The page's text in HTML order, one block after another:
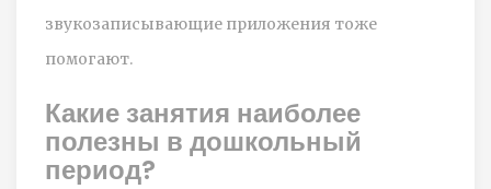
звукозаписывающие приложения тоже
помогают.
Какие занятия наиболее
полезны в дошкольный
период?